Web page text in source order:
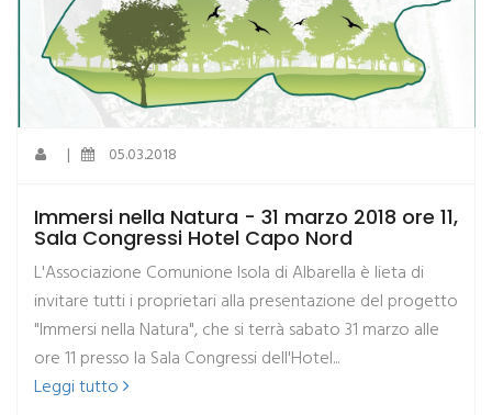
| 05.03.2018
Immersi nella Natura - 31 marzo 2018 ore 11,
Sala Congressi Hotel Capo Nord
L'Associazione Comunione Isola di Albarella è lieta di
invitare tutti i proprietari alla presentazione del progetto
"Immersi nella Natura", che si terrà sabato 31 marzo alle
ore 11 presso la Sala Congressi dell'Hotel...
Leggi tutto